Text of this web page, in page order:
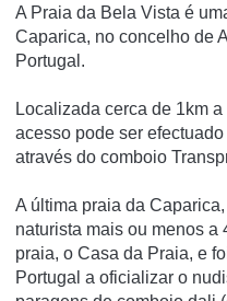
A Praia da Bela Vista é
Caparica, no concelho de
Portugal.
Localizada cerca de 1km
acesso pode ser
através do comboio
A última praia da
naturista mais ou menos a
praia, o Casa da Praia, e
Portugal a oficializar o